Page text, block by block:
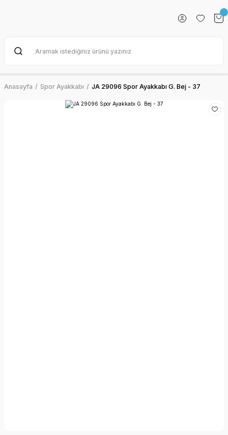
Anasayfa Spor Ayakkabı JA 29096 Spor Ayakkabı G. Bej - 37